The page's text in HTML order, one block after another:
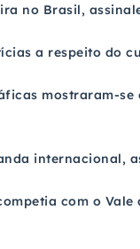
no Brasil,
a respeito do
mostraram-
internacional,
com o